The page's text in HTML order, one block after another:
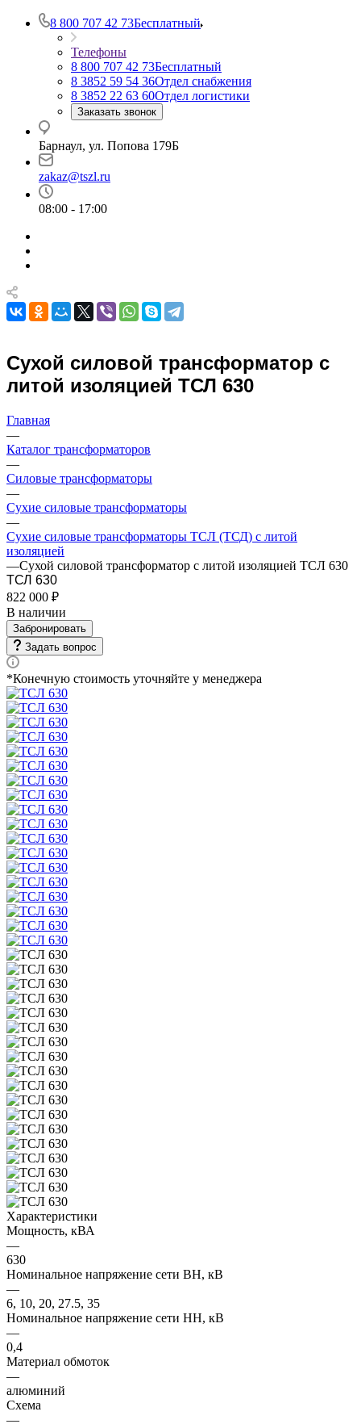
8 800 707 42 73Бесплатный
Телефоны
8 800 707 42 73Бесплатный
8 3852 59 54 36Отдел снабжения
8 3852 22 63 60Отдел логистики
Заказать звонок
Барнаул, ул. Попова 179Б
zakaz@tszl.ru
08:00 - 17:00
Сухой силовой трансформатор с
литой изоляцией ТСЛ 630
Главная
—
Каталог трансформаторов
—
Силовые трансформаторы
—
Сухие силовые трансформаторы
—
Сухие силовые трансформаторы ТСЛ (ТСД) с литой
изоляцией
—Сухой силовой трансформатор с литой изоляцией ТСЛ 630
ТСЛ 630
822 000 ₽
В наличии
Забронировать
Задать вопрос
*Конечную стоимость уточняйте у менеджера
Характеристики
Мощность, кВА
—
630
Номинальное напряжение сети ВН, кВ
—
6, 10, 20, 27.5, 35
Номинальное напряжение сети НН, кВ
—
0,4
Материал обмоток
—
алюминий
Схема
—